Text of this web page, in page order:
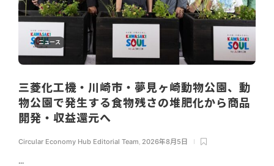
ニュース
三菱化工機・川崎市・夢見ヶ崎動物公園、動
物公園で発生する食物残さの堆肥化から商品
開発・収益還元へ
Circular Economy Hub Editorial Team 2026年8月5日
...